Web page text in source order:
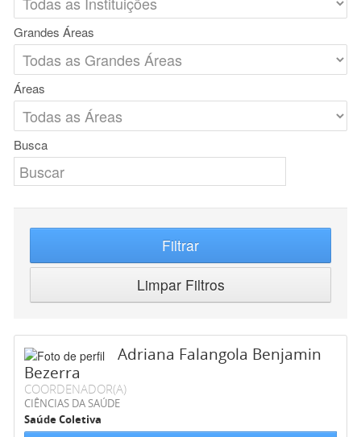
Grandes Áreas
Áreas
Busca
Filtrar
Limpar Filtros
Adriana Falangola Benjamin
Bezerra
COORDENADOR(A)
CIÊNCIAS DA SAÚDE
Saúde Coletiva